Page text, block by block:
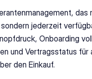
das
jederzeit
Onboarding
und Vertragsstatus für
den Einkauf.